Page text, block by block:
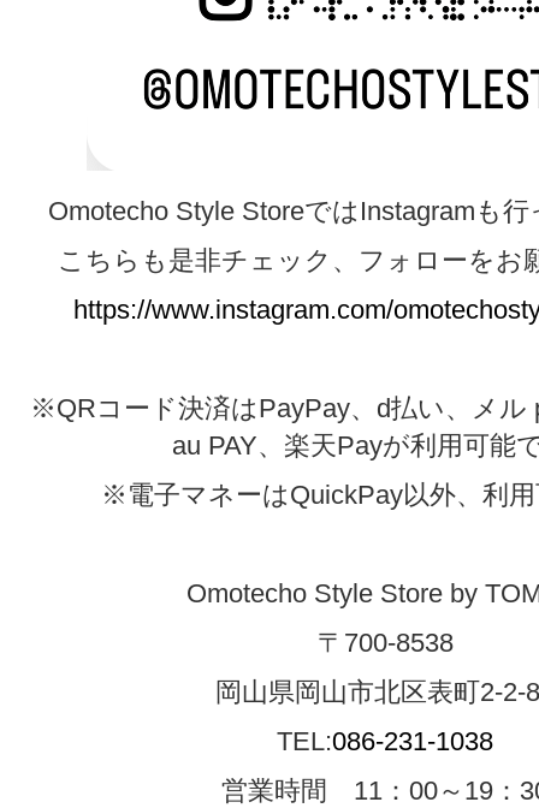
Omotecho Style StoreではInstagramも
こちらも是非チェック、フォローをお
https://www.instagram.com/
※QRコード決済はPayPay、d払い、メル
au PAY、楽天Payが利用可能
※電子マネーはQuickPay以外、利
Omotecho Style Store by
〒700-8538
岡山県岡山市北区表町2-2-
TEL:086-231-1038
営業時間 11：00～19：